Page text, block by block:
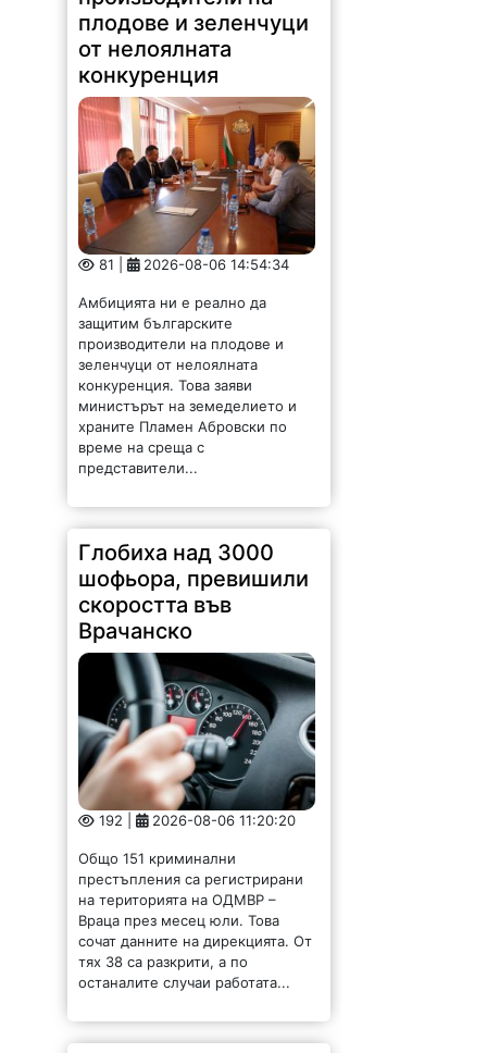
плодове и зеленчуци
от нелоялната
конкуренция
81 | 2026-08-06 14:54:34
Амбицията ни е реално да
защитим българските
производители на плодове и
зеленчуци от нелоялната
конкуренция. Това заяви
министърът на земеделието и
храните Пламен Абровски по
време на среща с
представители...
Глобиха над 3000
шофьора, превишили
скоростта във
Врачанско
192 | 2026-08-06 11:20:20
Общо 151 криминални
престъпления са регистрирани
на територията на ОДМВР –
Враца през месец юли. Това
сочат данните на дирекцията. От
тях 38 са разкрити, а по
останалите случаи работата...